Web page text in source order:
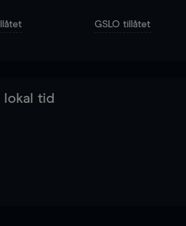
GSLO tillåtet
lokal tid